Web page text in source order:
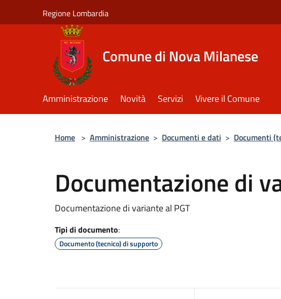
Regione Lombardia
Comune di Nova Milanese
Amministrazione Novità Servizi Vivere il Comune
Home > Amministrazione > Documenti e dati > Documenti
Documentazione di
Documentazione di variante al PGT
Tipi di documento:
Documento (tecnico) di supporto